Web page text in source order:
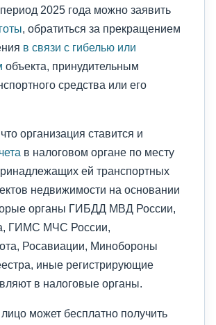
2025 года можно заявить
, обратиться за прекращением
в связи с гибелью или
объекта, принудительным
средства или его
организация ставится и
в налоговом органе по месту
ей транспортных
недвижимости на основании
органы ГИБДД МВД России,
ГИМС МЧС России,
Росавиации, Минобороны
иные регистрирующие
в налоговые органы.
может бесплатно получить